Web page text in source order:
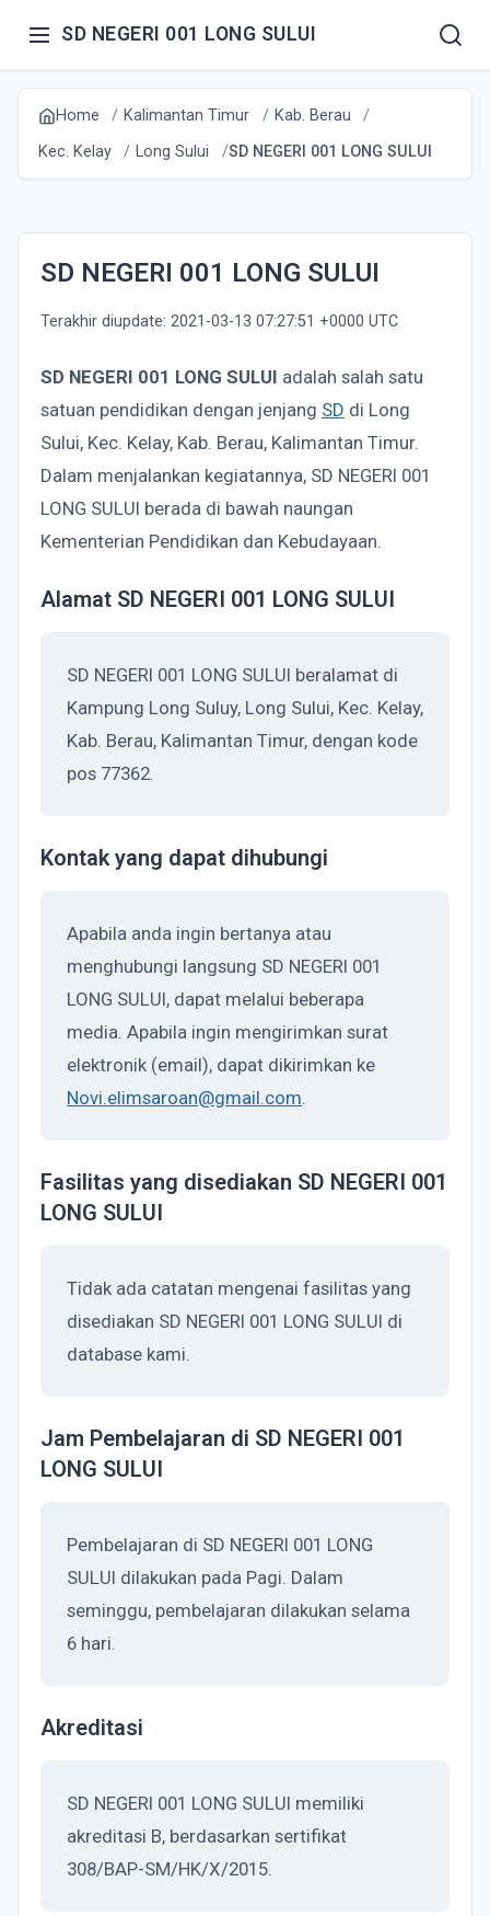
SD NEGERI 001 LONG SULUI
Home Kalimantan Timur
Kab. Berau
Kec. Kelay
Long Sului SD NEGERI 001 LONG SULUI
SD NEGERI 001 LONG SULUI
Terakhir diupdate: 2021-03-13 07:27:51 +0000 UTC
SD NEGERI 001 LONG SULUI adalah salah satu
satuan pendidikan dengan jenjang SD di Long
Sului, Kec. Kelay, Kab. Berau, Kalimantan Timur.
Dalam menjalankan kegiatannya, SD NEGERI 001
LONG SULUI berada di bawah naungan
Kementerian Pendidikan dan Kebudayaan.
Alamat SD NEGERI 001 LONG SULUI
SD NEGERI 001 LONG SULUI beralamat di
Kampung Long Suluy, Long Sului, Kec. Kelay,
Kab. Berau, Kalimantan Timur, dengan kode
pos 77362.
Kontak yang dapat dihubungi
Apabila anda ingin bertanya atau
menghubungi langsung SD NEGERI 001
LONG SULUI, dapat melalui beberapa
media. Apabila ingin mengirimkan surat
elektronik (email), dapat dikirimkan ke
Novi.elimsaroan@gmail.com.
Fasilitas yang disediakan SD NEGERI 001
LONG SULUI
Tidak ada catatan mengenai fasilitas yang
disediakan SD NEGERI 001 LONG SULUI di
database kami.
Jam Pembelajaran di SD NEGERI 001
LONG SULUI
Pembelajaran di SD NEGERI 001 LONG
SULUI dilakukan pada Pagi. Dalam
seminggu, pembelajaran dilakukan selama
6 hari.
Akreditasi
SD NEGERI 001 LONG SULUI memiliki
akreditasi B, berdasarkan sertifikat
308/BAP-SM/HK/X/2015.